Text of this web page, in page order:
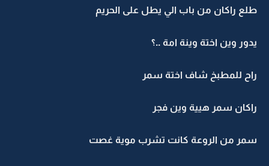
طلع راكان من باب الي يطل على الحريم
يدور وين اختة وينة امة ..؟
راح للمطبخ شاف اختة سمر
راكان سمر هيية وين فجر
سمر من الروعة كانت تشرب موية غصت